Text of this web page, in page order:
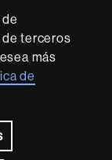
de terceros
más
de